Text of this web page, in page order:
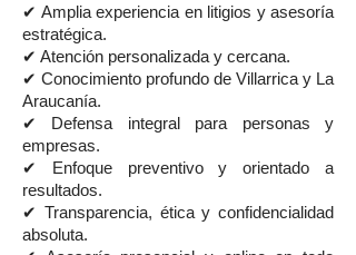
✔ Amplia experiencia en litigios y asesoría
estratégica.
✔ Atención personalizada y cercana.
✔ Conocimiento profundo de Villarrica y La
Araucanía.
✔ Defensa integral para personas y
empresas.
✔ Enfoque preventivo y orientado a
resultados.
✔ Transparencia, ética y confidencialidad
absoluta.